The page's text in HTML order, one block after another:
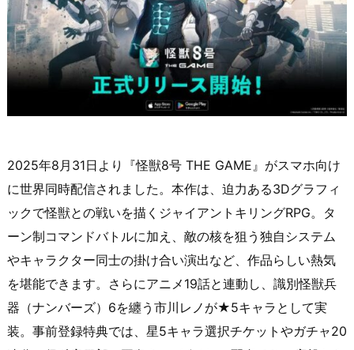
2025年8月31日より『怪獣8号 THE GAME』がスマホ向け
に世界同時配信されました。本作は、迫力ある3Dグラフィ
ックで怪獣との戦いを描くジャイアントキリングRPG。タ
ーン制コマンドバトルに加え、敵の核を狙う独自システム
やキャラクター同士の掛け合い演出など、作品らしい熱気
を堪能できます。さらにアニメ19話と連動し、識別怪獣兵
器（ナンバーズ）6を纏う市川レノが★5キャラとして実
装。事前登録特典では、星5キャラ選択チケットやガチャ20